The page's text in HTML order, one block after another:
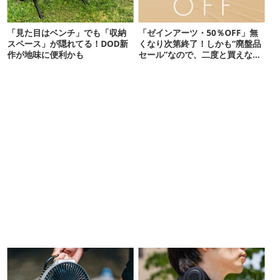
「見た目はベンチ」でも「収納
スペース」が隠れてる！DOD新
作が地味に便利かも
「ゼインアーツ・50％OFF」無
くなり次第終了！しかも“廃盤品
セール”なので、二度と買えない